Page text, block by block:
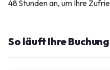
48 Stunden an, um Ihre
So läuft Ihre